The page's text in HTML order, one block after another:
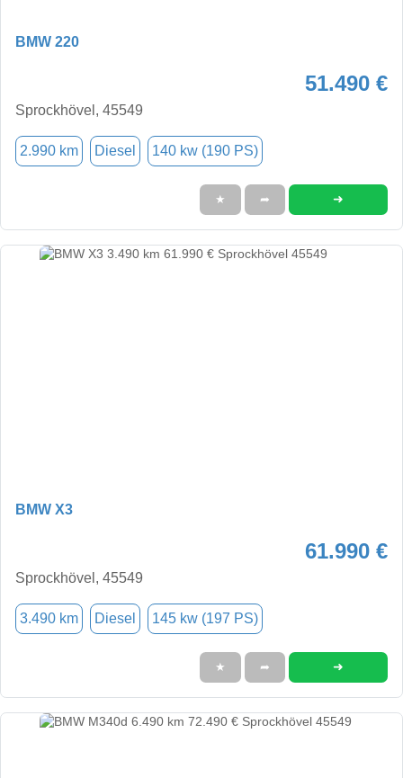
BMW 220
51.490 €
Sprockhövel, 45549
2.990 km Diesel 140 kw (190 PS)
★ ➦ ➜
BMW X3
61.990 €
Sprockhövel, 45549
3.490 km Diesel 145 kw (197 PS)
★ ➦ ➜